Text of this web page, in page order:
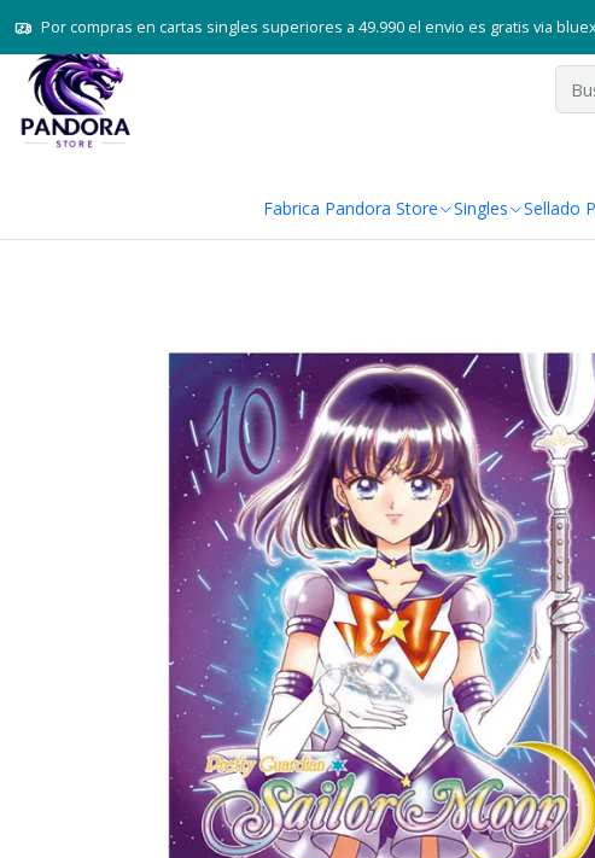
Fabrica Pandora Store Singles Sellado
Por compras en cartas singles superiores a 49.990 el envio es gratis via